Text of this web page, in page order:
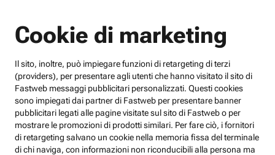
Cookie di marketing
Il sito, inoltre, può impiegare funzioni di retargeting di terzi
(providers), per presentare agli utenti che hanno visitato il sito di
Fastweb messaggi pubblicitari personalizzati. Questi cookies
sono impiegati dai partner di Fastweb per presentare banner
pubblicitari legati alle pagine visitate sul sito di Fastweb o per
mostrare le promozioni di prodotti similari. Per fare ciò, i fornitori
di retargeting salvano un cookie nella memoria fissa del terminale
di chi naviga, con informazioni non riconducibili alla persona ma